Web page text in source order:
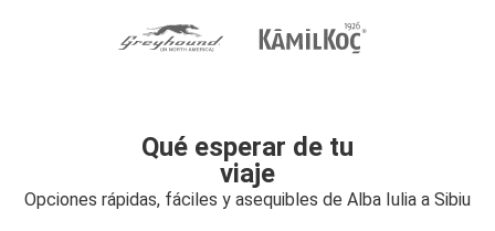
Qué esperar de tu
viaje
Opciones rápidas, fáciles y asequibles de Alba Iulia a Sibiu